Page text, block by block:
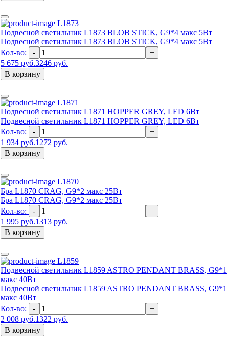
L1873
Подвесной светильник L1873 BLOB STICK, G9*4 макс 5Вт
Подвесной светильник L1873 BLOB STICK, G9*4 макс 5Вт
Кол-во:
-
+
5 675 руб.3246 руб.
В корзину
L1871
Подвесной светильник L1871 HOPPER GREY, LED 6Вт
Подвесной светильник L1871 HOPPER GREY, LED 6Вт
Кол-во:
-
+
1 934 руб.1272 руб.
В корзину
L1870
Бра L1870 CRAG, G9*2 макс 25Вт
Бра L1870 CRAG, G9*2 макс 25Вт
Кол-во:
-
+
1 995 руб.1313 руб.
В корзину
L1859
Подвесной светильник L1859 ASTRO PENDANT BRASS, G9*1
макс 40Вт
Подвесной светильник L1859 ASTRO PENDANT BRASS, G9*1
макс 40Вт
Кол-во:
-
+
2 008 руб.1322 руб.
В корзину